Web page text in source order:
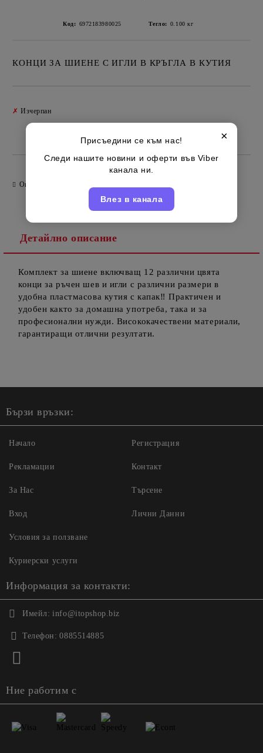
Код: 6972183980025 Тегло: 0.100 кг
КОНЦИ ЗА ШИЕНЕ С ИГЛИ В КРЪГЛА В КУТИЯ
✗ Изчерпан
Оцени продукта
Детайлно описание
Комплект за шиене включващ 12 различни цвята
конци за ръчен шев и игли с различни размери в
удобна пластмасова кутия с капак‼️ Практичен и
удобен както за домашна употреба, така и за
професионални нужди. Висококачествени материали,
гарантиращи отлични резултати.
Бързи връзки:
Начало
Рекламации
За Нас
Вход
Регистрация
Контакт
Търсене
Лични Данни
Условия за ползване
Куриерски услуги
Информация за контакти:
Имейл: info@itopshop.biz
Телефон: 0885514885
Ние работим с
×
Присъедини се към нас!
Следи нашите новини и оферти във Viber
канала ни.
Влез в канала